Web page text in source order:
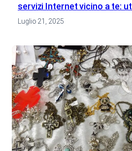
servizi Internet vicino a te:
Luglio 21, 2025